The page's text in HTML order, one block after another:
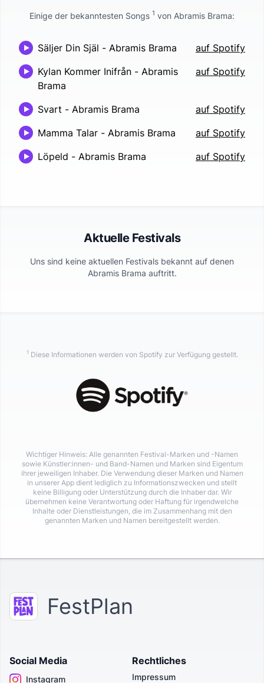
Einige der bekanntesten Songs 1 von Abramis Brama:
Säljer Din Själ - Abramis Brama
auf Spotify
Kylan Kommer Inifrån - Abramis
Brama
auf Spotify
Svart - Abramis Brama
auf Spotify
Mamma Talar - Abramis Brama
auf Spotify
Löpeld - Abramis Brama auf Spotify
Aktuelle Festivals
Uns sind keine aktuellen Festivals bekannt auf denen
Abramis Brama auftritt.
1 Diese Informationen werden von Spotify zur Verfügung gestellt.
Wichtiger Hinweis: Alle genannten Festival-Marken und -Namen
sowie Künstler:innen- und Band-Namen und Marken sind Eigentum
ihrer jeweiligen Inhaber. Die Verwendung dieser Marken und Namen
in unserer App dient lediglich zu Informationszwecken und stellt
keine Billigung oder Unterstützung durch die Inhaber dar. Wir
übernehmen keine Verantwortung oder Haftung für irgendwelche
Inhalte oder Dienstleistungen, die im Zusammenhang mit den
genannten Marken und Namen bereitgestellt werden.
FestPlan
Social Media
Instagram
Rechtliches
Impressum